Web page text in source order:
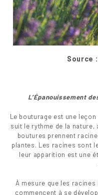
Source
L’Épanouissement
Le bouturage est une
suit le rythme de la nature,
boutures prennent
plantes. Les racines sont
leur apparition est une
À mesure que les
commencent à se